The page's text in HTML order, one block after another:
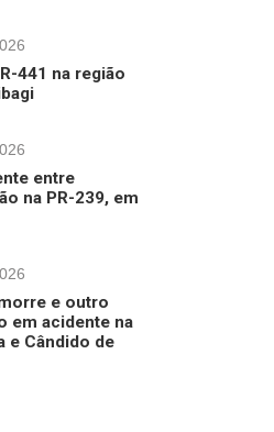
441 na região
entre
na PR-239, em
e outro
em acidente na
e Cândido de